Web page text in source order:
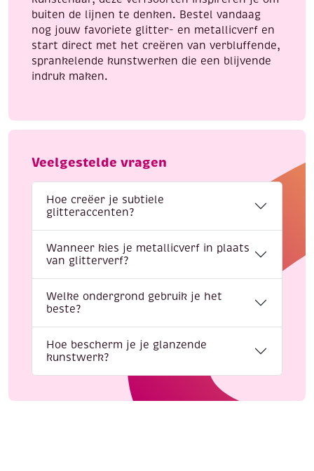
buiten de lijnen te denken. Bestel vandaag
nog jouw favoriete glitter- en metallicverf en
start direct met het creëren van verbluffende,
sprankelende kunstwerken die een blijvende
indruk maken.
Veelgestelde vragen
Hoe creëer je subtiele
glitteraccenten?
Wanneer kies je metallicverf in plaats
van glitterverf?
Welke ondergrond gebruik je het
beste?
Hoe bescherm je je glanzende
kunstwerk?